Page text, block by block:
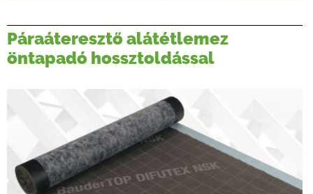
ONLINE KÉPZÉSEK
TERVEZÉSI SEGÉDLETEK
Páraáteresztő alátétlemez
öntapadó hossztoldással